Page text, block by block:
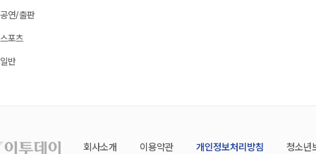
공연/출판
스포츠
일반
회사소개 이용약관 개인정보처리방침 청소년